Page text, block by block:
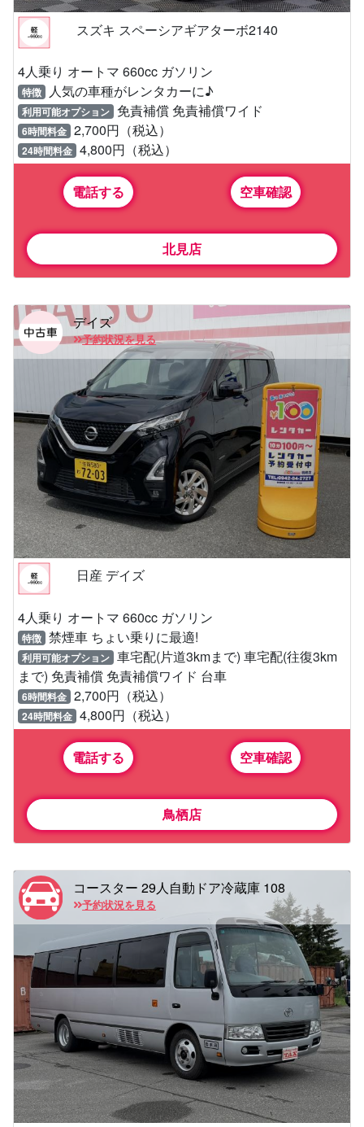
スズキ スペーシアギアターボ2140
4人乗り オートマ 660cc ガソリン
特徴 人気の車種がレンタカーに♪
利用可能オプション 免責補償 免責補償ワイド
6時間料金 2,700円（税込）
24時間料金 4,800円（税込）
電話する 空車確認
北見店
デイズ
予約状況を見る
日産 デイズ
4人乗り オートマ 660cc ガソリン
特徴 禁煙車 ちょい乗りに最適!
利用可能オプション 車宅配(片道3kmまで) 車宅配(往復3km
まで) 免責補償 免責補償ワイド 台車
6時間料金 2,700円（税込）
24時間料金 4,800円（税込）
電話する 空車確認
鳥栖店
コースター 29人自動ドア冷蔵庫 108
予約状況を見る